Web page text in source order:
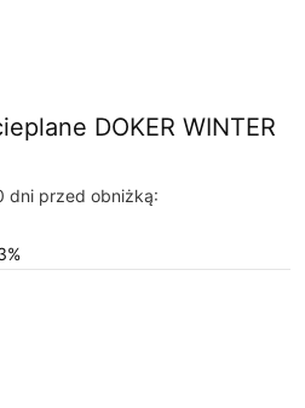
DOKER WINTER
dni przed obniżką:
%